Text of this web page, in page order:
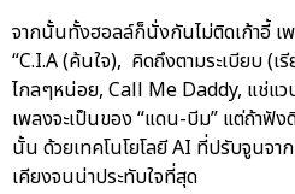
จากนั้นทั้งฮอลล์ก็นั่งกันไม่ติดเก้าอี้ เ
“C.I.A (ค้นใจ), คิดถึงตามระเบียบ (เ
ไกลๆหน่อย, Call Me Daddy, แช่แว
เพลงจะเป็นของ “แดน-บีม” แต่ถ้าฟัง
นั้น ด้วยเทคโนโยโลยี AI ที่ปรับจูนจา
เคียงจนน่าประทับใจที่สุด